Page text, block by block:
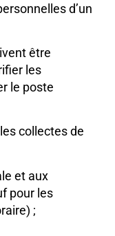
d’un
être
les
le poste
collectes de
et aux
pour les
;